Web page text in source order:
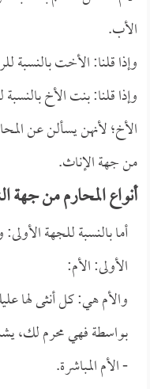
الأب.
وإذا قلنا: الأخت بالنسبة
وإذا قلنا: بنت الأخ
الأخ؛ لأنهن يسألن عن
من جهة الإناث.
أنواع المحارم من
أما بالنسبة للجهة
الأولى: الأم:
والأم هي: كل أنثى لها
بواسطة فهي محرم لك،
- الأم المباشرة.